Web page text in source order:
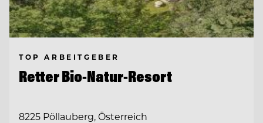
TOP ARBEITGEBER
Retter Bio-Natur-Resort
8225 Pöllauberg, Österreich